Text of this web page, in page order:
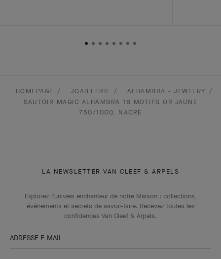
HOMEPAGE JOAILLERIE
ALHAMBRA - JEWELRY
SAUTOIR MAGIC ALHAMBRA 16 MOTIFS OR JAUNE
750/1000, NACRE
LA NEWSLETTER VAN CLEEF & ARPELS
Explorez l'univers enchanteur de notre Maison : collections,
événements et secrets de savoir-faire. Recevez toutes les
confidences Van Cleef & Arpels​.
ADRESSE E-MAIL